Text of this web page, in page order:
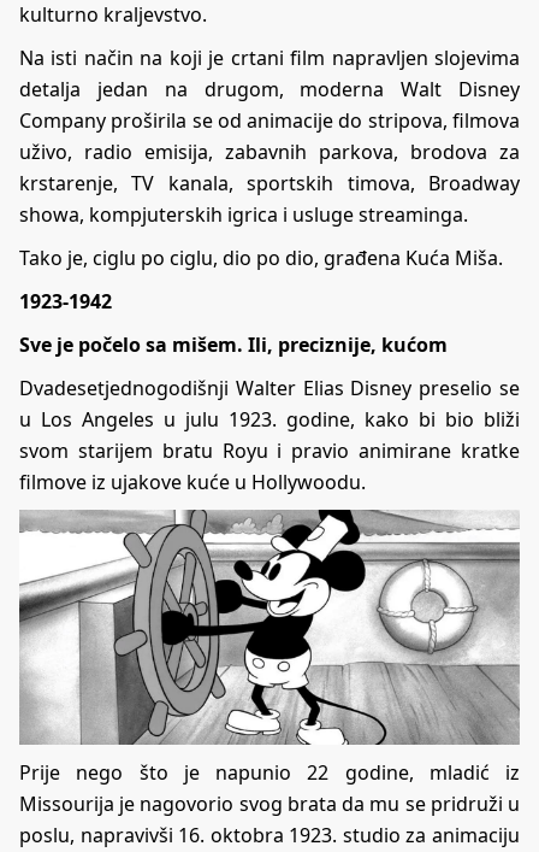
kulturno kraljevstvo.
Na isti način na koji je crtani film napravljen slojevima
detalja jedan na drugom, moderna Walt Disney
Company proširila se od animacije do stripova, filmova
uživo, radio emisija, zabavnih parkova, brodova za
krstarenje, TV kanala, sportskih timova, Broadway
showa, kompjuterskih igrica i usluge streaminga.
Tako je, ciglu po ciglu, dio po dio, građena Kuća Miša.
1923-1942
Sve je počelo sa mišem. Ili, preciznije, kućom
Dvadesetjednogodišnji Walter Elias Disney preselio se
u Los Angeles u julu 1923. godine, kako bi bio bliži
svom starijem bratu Royu i pravio animirane kratke
filmove iz ujakove kuće u Hollywoodu.
Prije nego što je napunio 22 godine, mladić iz
Missourija je nagovorio svog brata da mu se pridruži u
poslu, napravivši 16. oktobra 1923. studio za animaciju